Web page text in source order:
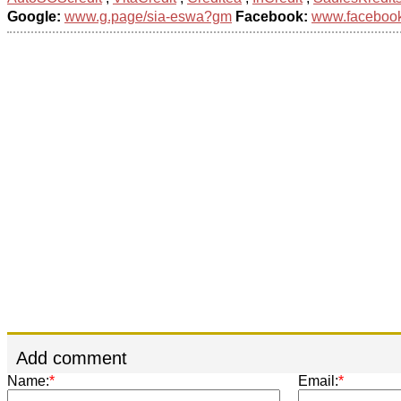
Google: www.g.page/sia-eswa?gm Facebook:
Add comment
Name:* Email:*